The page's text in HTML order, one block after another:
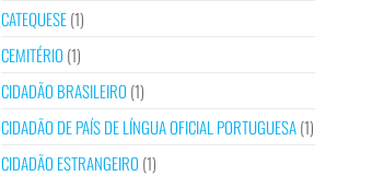
CATEQUESE(1)
CEMITÉRIO (1)
CIDADÃO BRASILEIRO (1)
CIDADÃO DE PAÍS DE LÍNGUA OFICIAL PORTUGUESA(1)
CIDADÃO ESTRANGEIRO (1)